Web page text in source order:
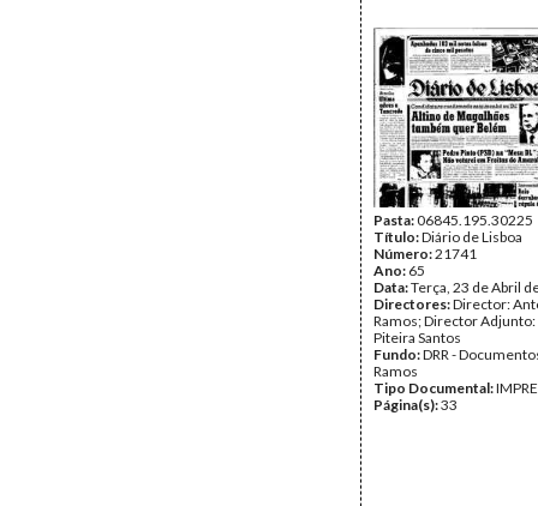
Pasta:06845.195.30225
Título:Diário de Lisboa
Número:21741
Ano: 65
Data:Terça, 23 de Abril
Directores:Director:
Ramos; Director
Piteira Santos
Fundo:DRR -
Ramos
Tipo Documental:
Página(s):33